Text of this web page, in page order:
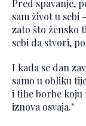
Pred spavanje,
sam život u sebi
zato što žensko
sebi da stvori,
I kada se dan
samo u obliku
i tihe borbe koju
iznova osvaja."